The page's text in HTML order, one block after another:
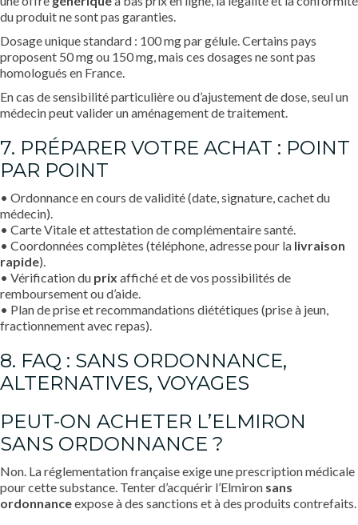
du produit ne sont pas garanties.
Dosage unique standard : 100 mg par gélule. Certains pays
proposent 50 mg ou 150 mg, mais ces dosages ne sont pas
homologués en France.
En cas de sensibilité particulière ou d’ajustement de dose, seul un
médecin peut valider un aménagement de traitement.
7. PRÉPARER VOTRE ACHAT : POINT
PAR POINT
• Ordonnance en cours de validité (date, signature, cachet du
médecin).
• Carte Vitale et attestation de complémentaire santé.
• Coordonnées complètes (téléphone, adresse pour la livraison
rapide).
• Vérification du prix affiché et de vos possibilités de
remboursement ou d’aide.
• Plan de prise et recommandations diététiques (prise à jeun,
fractionnement avec repas).
8. FAQ : SANS ORDONNANCE,
ALTERNATIVES, VOYAGES
PEUT-ON ACHETER L’ELMIRON
SANS ORDONNANCE ?
Non. La réglementation française exige une prescription médicale
pour cette substance. Tenter d’acquérir l’Elmiron sans
ordonnanceexpose à des sanctions et à des produits contrefaits.